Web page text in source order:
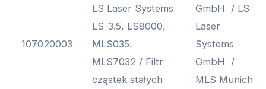
107020003
LS Laser Systems
LS-3.5, LS8000,
MLS035.
MLS7032 / Filtr
cząstek stałych
GmbH / LS
Laser
Systems
GmbH /
MLS Munich